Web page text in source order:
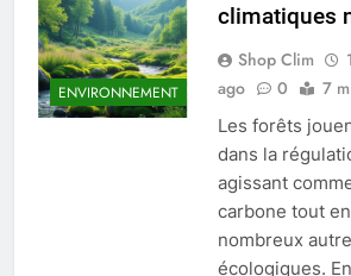
ENVIRONNEMENT
climatiques
Shop Clim
ago
0 7
Les forêts
dans la
agissant
carbone tout
nombreux
écologiques.